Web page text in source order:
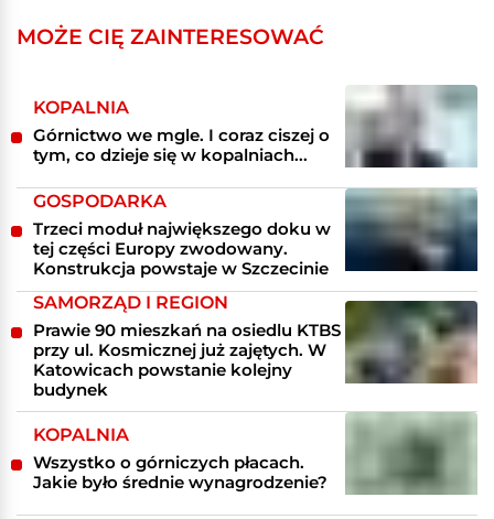
MOŻE CIĘ ZAINTERESOWAĆ
KOPALNIA
Górnictwo we mgle. I coraz ciszej o
tym, co dzieje się w kopalniach...
GOSPODARKA
Trzeci moduł największego doku w
tej części Europy zwodowany.
Konstrukcja powstaje w Szczecinie
SAMORZĄD I REGION
Prawie 90 mieszkań na osiedlu KTBS
przy ul. Kosmicznej już zajętych. W
Katowicach powstanie kolejny
budynek
KOPALNIA
Wszystko o górniczych płacach.
Jakie było średnie wynagrodzenie?